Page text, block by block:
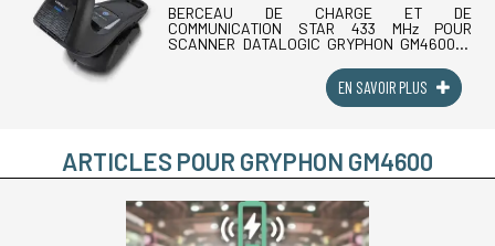
BERCEAU DE CHARGE ET DE
COMMUNICATION STAR 433 MHz POUR
SCANNER DATALOGIC GRYPHON GM4600Le
Gryphon GM4600 (réf. PA-WLC4690-BK) est
la station de charge et de communication (...)
EN SAVOIR PLUS
ARTICLES POUR GRYPHON GM4600